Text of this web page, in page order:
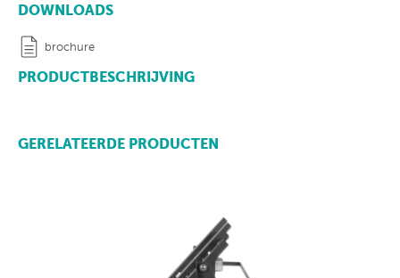
DOWNLOADS
brochure
PRODUCTBESCHRIJVING
GERELATEERDE PRODUCTEN